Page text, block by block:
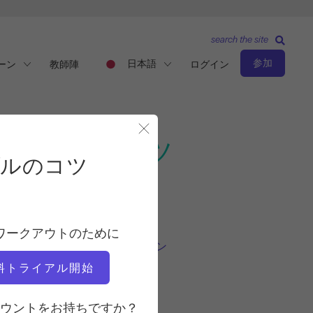
ン 教師陣 日本語 ログイン 参加
search the site
プルのコツモーダルを閉じる
のコツ
ークアウトのために
トライアル開始
ントをお持ちですか？
ビクトリア・トリー・カパン
ビデオタイム
2:19